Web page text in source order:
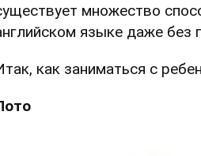
множество
языке даже без
как заниматься с